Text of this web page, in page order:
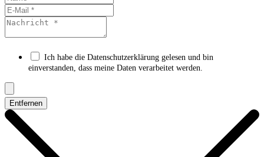
Ich habe die Datenschutzerklärung gelesen und bin
einverstanden, dass meine Daten verarbeitet werden.
Entfernen